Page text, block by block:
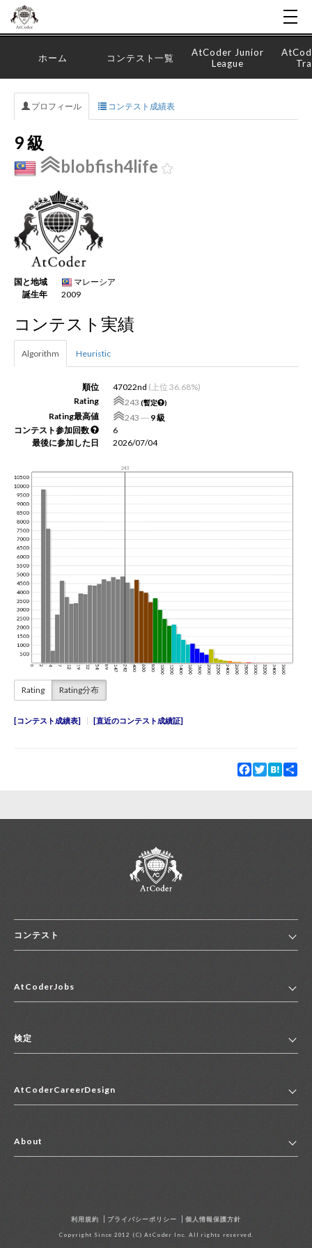
JP EN
ホーム コンテスト一覧
AtCoder Junior
League
プロフィール コンテスト成績表
9 級
blobfish4life
国と地域
マレーシア
誕生年
2009
コンテスト実績
Algorithm Heuristic
順位 47022nd (上位 36.68%)
Rating
243 (暫定 )
Rating最高値 243 ― 9 級
コンテスト参加回数
6
最後に参加した日
2026/07/04
Rating Rating分布
コンテスト成績表 直近のコンテスト成績証
Facebook
TwitterHatena
コンテスト
コンテスト一覧
便利リンク集
AtCoderJobs
2027年新卒採用求人一覧
中途採用求人一覧
アルバイト求人一覧
その他求人一覧
検定
マイページ
AtCoderCareerDesign
About
Copyright Since 2012 (C) AtCoder Inc. All rights reserved.
利用規約 プライバシーポリシー 個人情報保護方針